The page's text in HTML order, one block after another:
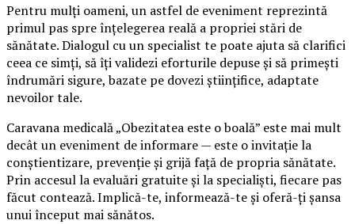
Pentru mulți oameni, un astfel de eveniment reprezintă
primul pas spre înțelegerea reală a propriei stări de
sănătate. Dialogul cu un specialist te poate ajuta să clarifici
ceea ce simți, să îți validezi eforturile depuse și să primești
îndrumări sigure, bazate pe dovezi științifice, adaptate
nevoilor tale.
Caravana medicală „Obezitatea este o boală” este mai mult
decât un eveniment de informare — este o invitație la
conștientizare, prevenție și grijă față de propria sănătate.
Prin accesul la evaluări gratuite și la specialiști, fiecare pas
făcut contează. Implică-te, informează-te și oferă-ți șansa
unui început mai sănătos.